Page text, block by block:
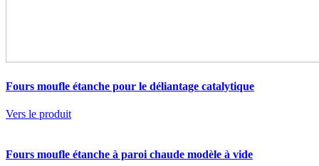
Fours moufle étanche pour le déliantage catalytique
Vers le produit
Fours moufle étanche à paroi chaude modèle à vide